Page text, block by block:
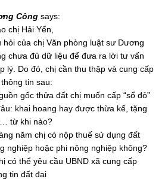
Công says:
chị Hải Yến,
hỏi của chị Văn phòng luật sư Dương
chưa đủ dữ liệu để đưa ra lời tư vấn
lý. Do đó, chị cần thu thập và cung cấp
tin sau:
gốc thửa đất chị muốn cấp “sổ đỏ”
khai hoang hay được thừa kế, tặng
từ khi nào?
năm chị có nộp thuế sử dụng đất
nghiệp hoặc phi nông nghiệp không?
có thể yêu cầu UBND xã cung cấp
tin đất đai